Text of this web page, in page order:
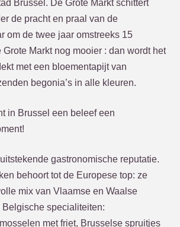
Brussel. De Grote Markt schittert
de pracht en praal van de
om de twee jaar omstreeks 15
Markt nog mooier : dan wordt het
met een bloementapijt van
begonia’s in alle kleuren.
in Brussel een beleef een
gastronomische reputatie.
behoort tot de Europese top: ze
mix van Vlaamse en Waalse
specialiteiten:
met friet, Brusselse spruitjes